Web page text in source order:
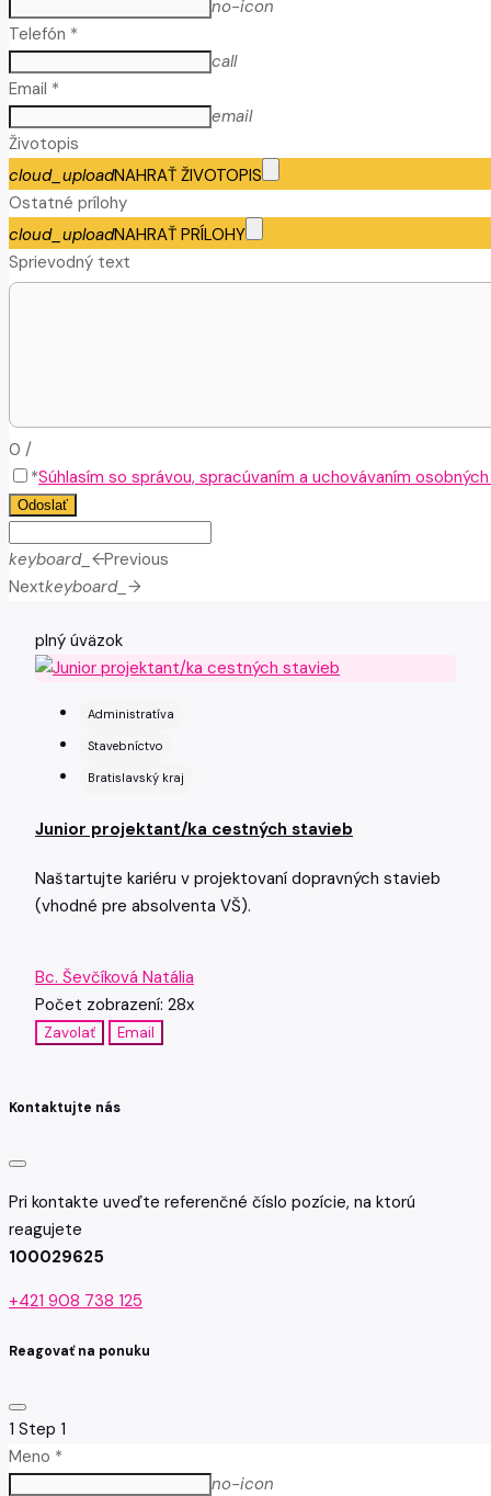
no-icon
Telefón *
call
Email *
email
Životopis
cloud_uploadNAHRAŤ ŽIVOTOPIS
Ostatné prílohy
cloud_uploadNAHRAŤ PRÍLOHY
Sprievodný text
0 /
*Súhlasím so správou, spracúvaním a uchovávaním
Odoslať
keyboard_arrow_leftPrevious
Nextkeyboard_arrow_right
plný úväzok
Administratíva
Stavebníctvo
Bratislavský kraj
Junior projektant/ka cestných stavieb
Naštartujte kariéru v projektovaní dopravných stavieb
(vhodné pre absolventa VŠ).
Bc. Ševčíková Natália
Počet zobrazení: 28x
Zavolať Email
Kontaktujte nás
Pri kontakte uveďte referenčné číslo pozície, na ktorú
reagujete
100029625
+421 908 738 125
Reagovať na ponuku
1 Step 1
Meno *
no-icon